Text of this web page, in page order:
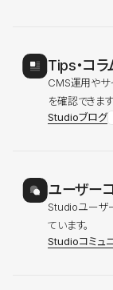
Tips・コ
CMS運用やサ
を確認できます
Studioブログ
ユーザー
Studioユーザ
ています。
Studioコミュ